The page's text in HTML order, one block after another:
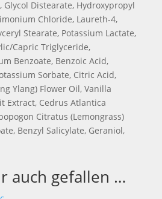
Glycol Distearate, Hydroxypropyl
Chloride, Laureth-4,
Stearate, Potassium Lactate,
Capric Triglyceride,
Benzoate, Benzoic Acid,
Sorbate, Citric Acid,
Ylang) Flower Oil, Vanilla
Extract, Cedrus Atlantica
Citratus (Lemongrass)
Benzyl Salicylate, Geraniol,
auch gefallen …